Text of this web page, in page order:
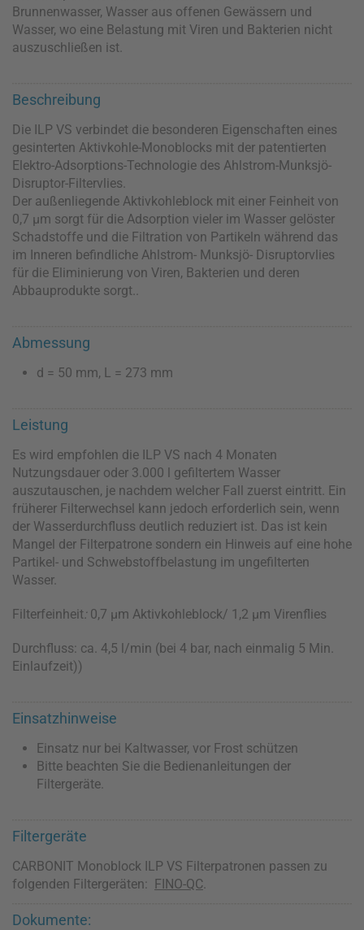
Brunnenwasser, Wasser aus offenen Gewässern und
Wasser, wo eine Belastung mit Viren und Bakterien nicht
auszuschließen ist.
Beschreibung
Die ILP VS verbindet die besonderen Eigenschaften eines
gesinterten Aktivkohle-Monoblocks mit der patentierten
Elektro-Adsorptions-Technologie des Ahlstrom-Munksjö-
Disruptor-Filtervlies.
Der außenliegende Aktivkohleblock mit einer Feinheit von
0,7 μm sorgt für die Adsorption vieler im Wasser gelöster
Schadstoffe und die Filtration von Partikeln während das
im Inneren befindliche Ahlstrom- Munksjö- Disruptorvlies
für die Eliminierung von Viren, Bakterien und deren
Abbauprodukte sorgt..
Abmessung
d = 50 mm, L = 273 mm
Leistung
Es wird empfohlen die ILP VS nach 4 Monaten
Nutzungsdauer oder 3.000 l gefiltertem Wasser
auszutauschen, je nachdem welcher Fall zuerst eintritt. Ein
früherer Filterwechsel kann jedoch erforderlich sein, wenn
der Wasserdurchfluss deutlich reduziert ist. Das ist kein
Mangel der Filterpatrone sondern ein Hinweis auf eine hohe
Partikel- und Schwebstoffbelastung im ungefilterten
Wasser.
Filterfeinheit:0,7 μm Aktivkohleblock/ 1,2 μm Virenflies
Durchfluss: ca. 4,5 l/min (bei 4 bar, nach einmalig 5 Min.
Einlaufzeit))
Einsatzhinweise
Einsatz nur bei Kaltwasser, vor Frost schützen
Bitte beachten Sie die Bedienanleitungen der
Filtergeräte.
Filtergeräte
CARBONIT Monoblock ILP VS Filterpatronen passen zu
folgenden Filtergeräten:
FINO-QC.
Dokumente: